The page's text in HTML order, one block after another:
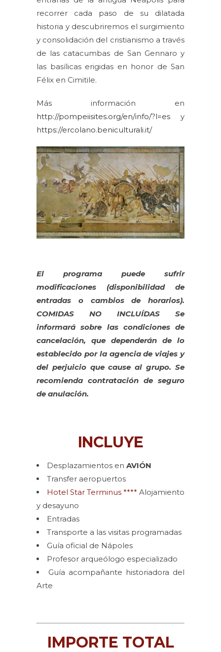
recorrer cada paso de su dilatada
historia y descubriremos el surgimiento
y consolidación del cristianismo a través
de las catacumbas de San Gennaro y
las basílicas erigidas en honor de San
Félix en Cimitile.
Más información en
http://pompeiisites.org/en/info/?l=es y
https://ercolano.beniculturali.it/
El programa puede sufrir
modificaciones (disponibilidad de
entradas o cambios de horarios).
COMIDAS NO INCLUÍDAS Se
informará sobre las condiciones de
cancelación, que dependerán de lo
establecido por la agencia de viajes y
del perjuicio que cause al grupo. Se
recomienda contratación de seguro
de anulación.
INCLUYE
Desplazamientos en AVIÓN
Transfer aeropuertos
Hotel Star Terminus **** Alojamiento
y desayuno
Entradas
Transporte a las visitas programadas
Guía oficial de Nápoles
Profesor arqueólogo especializado
Guía acompañante historiadora del
Arte
IMPORTE TOTAL